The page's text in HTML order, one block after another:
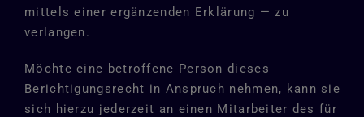
mittels einer ergänzenden Erklärung — zu
verlangen.
Möchte eine betroffene Person dieses
Berichtigungsrecht in Anspruch nehmen, kann sie
sich hierzu jederzeit an einen Mitarbeiter des für